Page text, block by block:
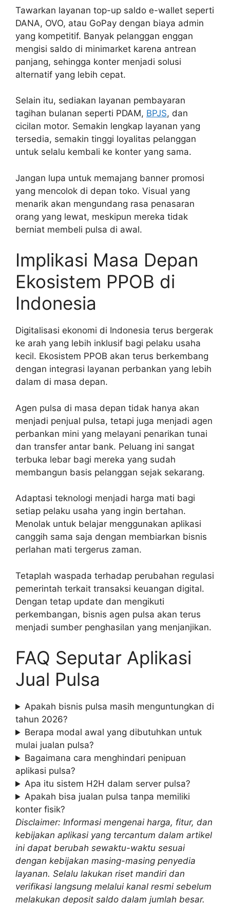
Tawarkan layanan top-up saldo e-wallet seperti
DANA, OVO, atau GoPay dengan biaya admin
yang kompetitif. Banyak pelanggan enggan
mengisi saldo di minimarket karena antrean
panjang, sehingga konter menjadi solusi
alternatif yang lebih cepat.
Selain itu, sediakan layanan pembayaran
tagihan bulanan seperti PDAM, BPJS, dan
cicilan motor. Semakin lengkap layanan yang
tersedia, semakin tinggi loyalitas pelanggan
untuk selalu kembali ke konter yang sama.
Jangan lupa untuk memajang banner promosi
yang mencolok di depan toko. Visual yang
menarik akan mengundang rasa penasaran
orang yang lewat, meskipun mereka tidak
berniat membeli pulsa di awal.
Implikasi Masa Depan
Ekosistem PPOB di
Indonesia
Digitalisasi ekonomi di Indonesia terus bergerak
ke arah yang lebih inklusif bagi pelaku usaha
kecil. Ekosistem PPOB akan terus berkembang
dengan integrasi layanan perbankan yang lebih
dalam di masa depan.
Agen pulsa di masa depan tidak hanya akan
menjadi penjual pulsa, tetapi juga menjadi agen
perbankan mini yang melayani penarikan tunai
dan transfer antar bank. Peluang ini sangat
terbuka lebar bagi mereka yang sudah
membangun basis pelanggan sejak sekarang.
Adaptasi teknologi menjadi harga mati bagi
setiap pelaku usaha yang ingin bertahan.
Menolak untuk belajar menggunakan aplikasi
canggih sama saja dengan membiarkan bisnis
perlahan mati tergerus zaman.
Tetaplah waspada terhadap perubahan regulasi
pemerintah terkait transaksi keuangan digital.
Dengan tetap update dan mengikuti
perkembangan, bisnis agen pulsa akan terus
menjadi sumber penghasilan yang menjanjikan.
FAQ Seputar Aplikasi
Jual Pulsa
Apakah bisnis pulsa masih menguntungkan di
tahun 2026?
Berapa modal awal yang dibutuhkan untuk
mulai jualan pulsa?
Bagaimana cara menghindari penipuan
aplikasi pulsa?
Apa itu sistem H2H dalam server pulsa?
Apakah bisa jualan pulsa tanpa memiliki
konter fisik?
Disclaimer: Informasi mengenai harga, fitur, dan
kebijakan aplikasi yang tercantum dalam artikel
ini dapat berubah sewaktu-waktu sesuai
dengan kebijakan masing-masing penyedia
layanan. Selalu lakukan riset mandiri dan
verifikasi langsung melalui kanal resmi sebelum
melakukan deposit saldo dalam jumlah besar.